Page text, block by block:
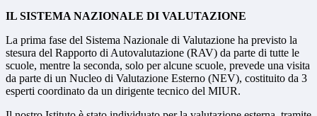
IL SISTEMA NAZIONALE DI VALUTAZIONE
La prima fase del Sistema Nazionale di Valutazione ha previsto la
stesura del Rapporto di Autovalutazione (RAV) da parte di tutte le
scuole, mentre la seconda, solo per alcune scuole, prevede una visita
da parte di un Nucleo di Valutazione Esterno (NEV), costituito da 3
esperti coordinato da un dirigente tecnico del MIUR.